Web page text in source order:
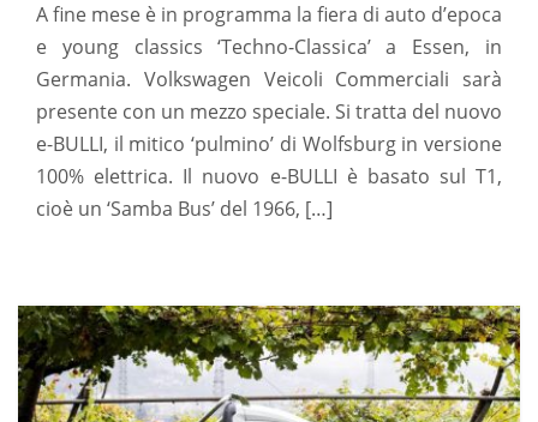
A fine mese è in programma la fiera di auto d’epoca
e young classics ‘Techno-Classica’ a Essen, in
Germania. Volkswagen Veicoli Commerciali sarà
presente con un mezzo speciale. Si tratta del nuovo
e-BULLI, il mitico ‘pulmino’ di Wolfsburg in versione
100% elettrica. Il nuovo e-BULLI è basato sul T1,
cioè un ‘Samba Bus’ del 1966, […]